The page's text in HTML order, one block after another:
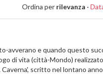
Ordina per rilevanza ·
avverano e quando questo
di vita (città-Mondo)
scritto nel lontano